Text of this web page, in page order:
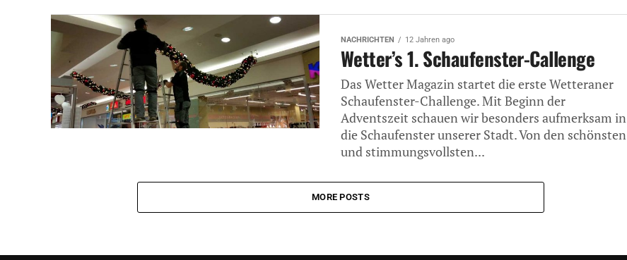
NACHRICHTEN 12 Jahren ago
Wetter’s 1. Schaufenster-Callenge
Das Wetter Magazin startet die erste Wetteraner
Schaufenster-Challenge. Mit Beginn der
Adventszeit schauen wir besonders aufmerksam in
die Schaufenster unserer Stadt. Von den schönsten
und stimmungsvollsten...
MORE POSTS